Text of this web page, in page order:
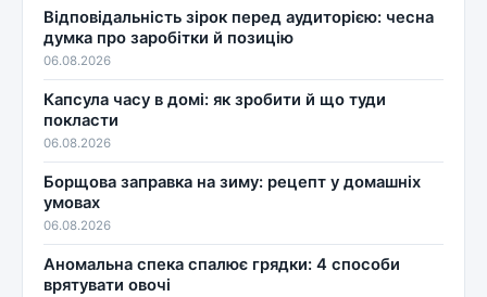
Відповідальність зірок перед аудиторією: чесна
думка про заробітки й позицію
06.08.2026
Капсула часу в домі: як зробити й що туди
покласти
06.08.2026
Борщова заправка на зиму: рецепт у домашніх
умовах
06.08.2026
Аномальна спека спалює грядки: 4 способи
врятувати овочі